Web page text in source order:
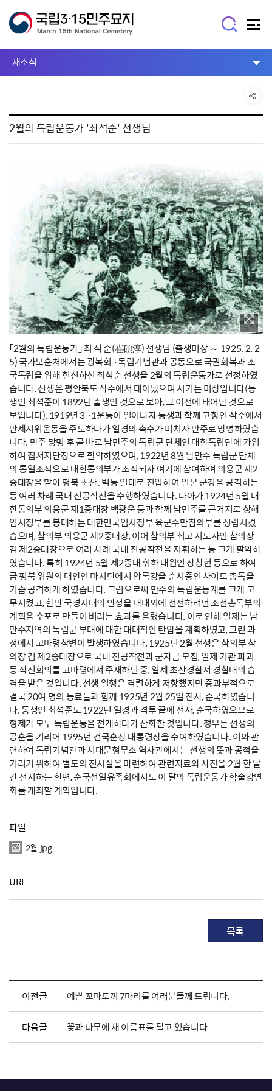
새소식
2월의 독립운동가 '최석순' 선생님
「2월의 독립운동가」 최 석 순(崔碩淳) 선생님 (출생미상 ～ 1925. 2. 2
5) 국가보훈처에서는 광복회 ·독립기념관과 공동으로 국권회복과 조
국독립을 위해 헌신하신 최석순 선생을 2월의 독립운동가로 선정하였
습니다. 선생은 평안북도 삭주에서 태어났으며 시기는 미상입니다(동
생인 최석준이 1892년 출생인 것으로 보아, 그 이전에 태어난 것으로
보입니다). 1919년 3 ·1운동이 일어나자 동생과 함께 고향인 삭주에서
만세시위운동을 주도하다가 일경의 촉수가 미치자 만주로 망명하였습
니다. 만주 망명 후 곧 바로 남만주의 독립군 단체인 대한독립단에 가입
하여 집서지단장으로 활약하였으며, 1922년 8월 남만주 독립군 단체
의 통일조직으로 대한통의부가 조직되자 여기에 참여하여 의용군 제2
중대장을 맡아 평북 초산․벽동 일대로 진입하여 일본 군경을 공격하는
등 여러 차례 국내 진공작전을 수행하였습니다. 나아가 1924년 5월 대
한통의부 의용군 제1중대장 백광운 등과 함께 남만주를 근거지로 상해
임시정부를 봉대하는 대한민국임시정부 육군주만참의부를 성립시켰
습으며, 참의부 의용군 제2중대장, 이어 참의부 최고 지도자인 참의장
겸 제2중대장으로 여러 차례 국내 진공작전을 지휘하는 등 크게 활약하
였습니다. 특히 1924년 5월 제2중대 휘하 대원인 장창헌 등으로 하여
금 평북 위원의 대안인 마시탄에서 압록강을 순시중인 사이토 총독을
기습 공격하게 하였습니다. 그럼으로써 만주의 독립운동계를 크게 고
무시켰고, 한만 국경지대의 안정을 대내외에 선전하려던 조선총독부의
계획을 수포로 만들어 버리는 효과를 올렸습니다. 이로 인해 일제는 남
만주지역의 독립군 부대에 대한 대대적인 탄압을 계획하였고, 그런 과
정에서 고마령참변이 발생하였습니다. 1925년 2월 선생은 참의부 참
의장 겸 제2중대장으로 국내 진공작전과 군자금 모집, 일제 기관 파괴
등 작전회의를 고마령에서 주재하던 중, 일제 초산경찰서 경찰대의 습
격을 받은 것입니다. 선생 일행은 격렬하게 저항했지만 중과부적으로
결국 20여 명의 동료들과 함께 1925년 2월 25일 전사, 순국하였습니
다. 동생인 최석준도 1922년 일경과 격투 끝에 전사, 순국하였으므로
형제가 모두 독립운동을 전개하다가 산화한 것입니다. 정부는 선생의
공훈을 기리어 1995년 건국훈장 대통령장을 수여하였습니다. 이와 관
련하여 독립기념관과 서대문형무소 역사관에서는 선생의 뜻과 공적을
기리기 위하여 별도의 전시실을 마련하여 관련자료와 사진을 2월 한 달
간 전시하는 한편, 순국선열유족회에서도 이 달의 독립운동가 학술강연
회를 개최할 계획입니다.
파일
2월.jpg
URL
목록
이전글 예쁜 꼬마토끼 7마리를 여러분들께 드립니다.
다음글 꽃과 나무에 새 이름표를 달고 있습니다